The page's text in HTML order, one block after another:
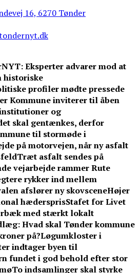
16, 6270 Tønder
Eksperter advarer mod at
historiske
profiler mødte pressede
Kommune inviterer til åben
og
skal gentænkes, derfor
til stormøde i
på motorvejen, når ny asfalt
Træt asfalt sendes på
vejarbejde rammer Rute
rykker ind mellem
afslører ny skovsceneHøjer
hædersprisStafet for Livet
med stærkt lokalt
Hvad skal Tønder kommune
på?Løgumkloster i
indtager byen til
fundet i god behold efter stor
To indsamlinger skal styrke